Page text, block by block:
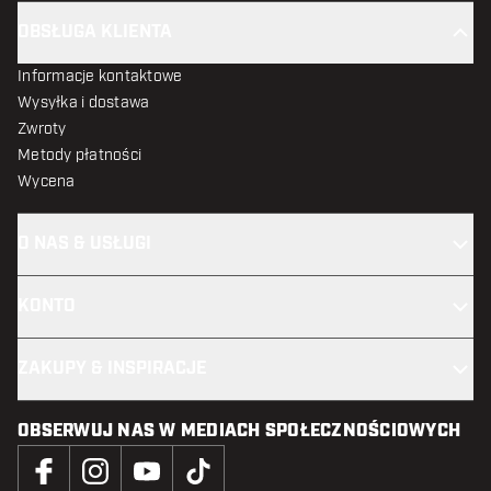
Informacje kontaktowe
Wysyłka i dostawa
Zwroty
Metody płatności
Wycena
OBSERWUJ NAS W MEDIACH SPOŁECZNOŚCIOWYCH